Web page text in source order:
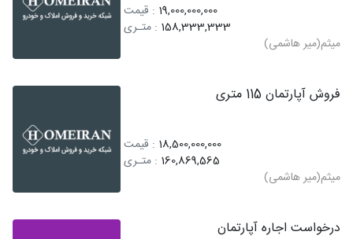
19,000,000,000 : قیمت
158,333,333 : متـری
میثم(میر هاشمی)
فروش آپارتمان 115 متری
18,500,000,000 : قیمت
160,869,565 : متـری
میثم(میر هاشمی)
درخواست اجاره آپارتمان